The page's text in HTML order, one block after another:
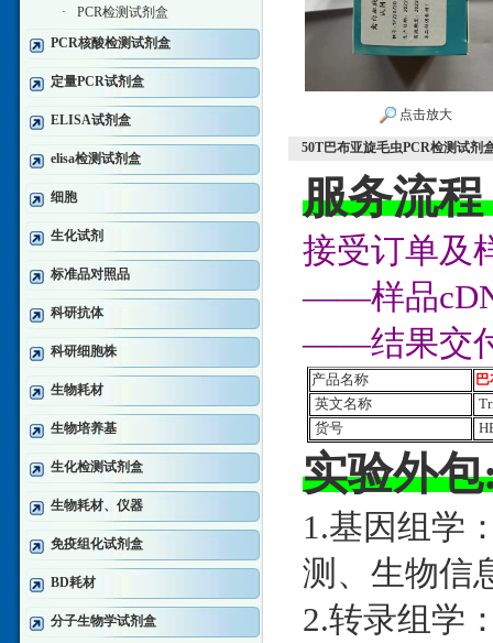
·
PCR检测试剂盒
PCR核酸检测试剂盒
定量PCR试剂盒
ELISA试剂盒
elisa检测试剂盒
细胞
生化试剂
标准品对照品
科研抗体
科研细胞株
生物耗材
生物培养基
生化检测试剂盒
生物耗材、仪器
免疫组化试剂盒
BD耗材
分子生物学试剂盒
点击放大
50T巴布亚旋毛虫PCR检测试剂
服务流程
接受订单
——样品
——结果交
产品名称
英文名称
货号
实验外
1.基因组学
测、生物信
2.转录组学